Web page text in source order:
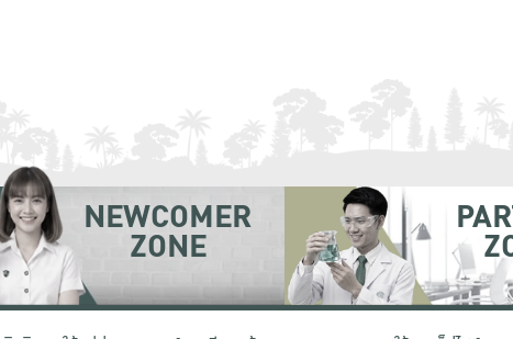
NEWCOMER
ZONE